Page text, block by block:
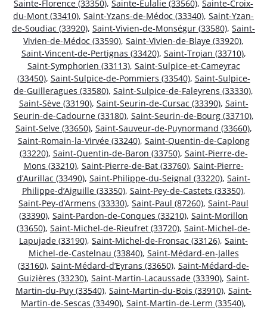
Sainte-Florence (33350), Sainte-Eulalie (33560), Sainte-Croix-
du-Mont (33410), Saint-Yzans-de-Médoc (33340), Saint-Yzan-
de-Soudiac (33920), Saint-Vivien-de-Monségur (33580), Saint-
Vivien-de-Médoc (33590), Saint-Vivien-de-Blaye (33920),
Saint-Vincent-de-Pertignas (33420), Saint-Trojan (33710),
Saint-Symphorien (33113), Saint-Sulpice-et-Cameyrac
(33450), Saint-Sulpice-de-Pommiers (33540), Saint-Sulpice-
de-Guilleragues (33580), Saint-Sulpice-de-Faleyrens (33330),
Saint-Sève (33190), Saint-Seurin-de-Cursac (33390), Saint-
Seurin-de-Cadourne (33180), Saint-Seurin-de-Bourg (33710),
Saint-Selve (33650), Saint-Sauveur-de-Puynormand (33660),
Saint-Romain-la-Virvée (33240), Saint-Quentin-de-Caplong
(33220), Saint-Quentin-de-Baron (33750), Saint-Pierre-de-
Mons (33210), Saint-Pierre-de-Bat (33760), Saint-Pierre-
d’Aurillac (33490), Saint-Philippe-du-Seignal (33220), Saint-
Philippe-d’Aiguille (33350), Saint-Pey-de-Castets (33350),
Saint-Pey-d’Armens (33330), Saint-Paul (87260), Saint-Paul
(33390), Saint-Pardon-de-Conques (33210), Saint-Morillon
(33650), Saint-Michel-de-Rieufret (33720), Saint-Michel-de-
Lapujade (33190), Saint-Michel-de-Fronsac (33126), Saint-
Michel-de-Castelnau (33840), Saint-Médard-en-Jalles
(33160), Saint-Médard-d’Eyrans (33650), Saint-Médard-de-
Guizières (33230), Saint-Martin-Lacaussade (33390), Saint-
Martin-du-Puy (33540), Saint-Martin-du-Bois (33910), Saint-
Martin-de-Sescas (33490), Saint-Martin-de-Lerm (33540),